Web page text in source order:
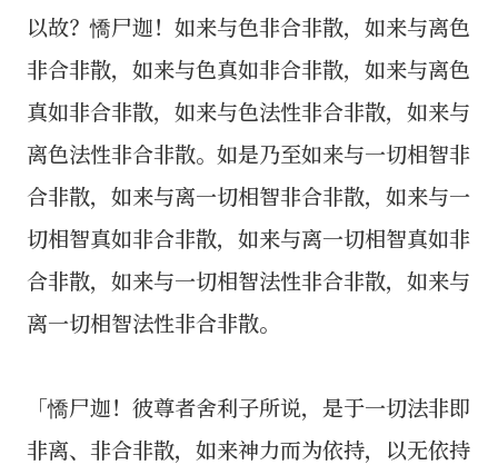
以故？憍尸迦！如来与色非合非散，如来与离色
非合非散，如来与色真如非合非散，如来与离色
真如非合非散，如来与色法性非合非散，如来与
离色法性非合非散。如是乃至如来与一切相智非
合非散，如来与离一切相智非合非散，如来与一
切相智真如非合非散，如来与离一切相智真如非
合非散，如来与一切相智法性非合非散，如来与
离一切相智法性非合非散。
「憍尸迦！彼尊者舍利子所说，是于一切法非即
非离、非合非散，如来神力而为依持，以无依持